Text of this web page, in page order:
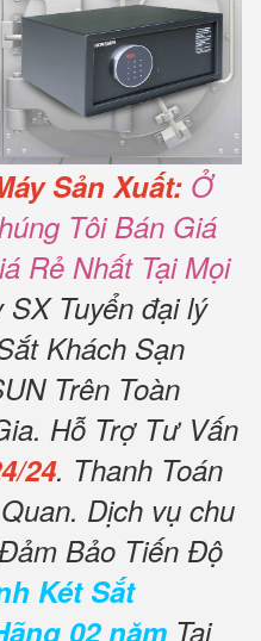
Sản Xuất: Ở
Tôi Bán Giá
Rẻ Nhất Tại Mọi
SX Tuyển đại lý
Khách Sạn
Trên Toàn
Hỗ Trợ Tư Vấn
24. Thanh Toán
Dịch vụ chu
Bảo Tiến Độ
Két Sắt
02 năm Tại